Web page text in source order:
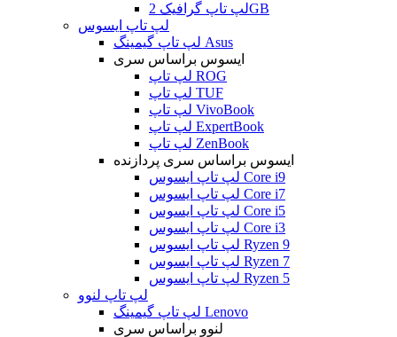
لپ تاپ گرافیک 2GB
لپ تاپ ایسوس
لپ تاپ گیمینگ Asus
ایسوس براساس سری
لپ تاپ ROG
لپ تاپ TUF
لپ تاپ VivoBook
لپ تاپ ExpertBook
لپ تاپ ZenBook
ایسوس براساس سری پردازنده
لپ تاپ ایسوس Core i9
لپ تاپ ایسوس Core i7
لپ تاپ ایسوس Core i5
لپ تاپ ایسوس Core i3
لپ تاپ ایسوس Ryzen 9
لپ تاپ ایسوس Ryzen 7
لپ تاپ ایسوس Ryzen 5
لپ تاپ لنوو
لپ تاپ گیمینگ Lenovo
لنوو براساس سری